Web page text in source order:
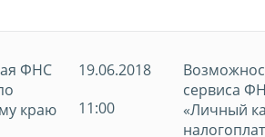
ФНС
краю
19.06.2018
11:00
сервиса
«Личный